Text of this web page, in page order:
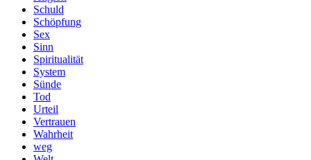
Schuld
Schöpfung
Sex
Sinn
Spiritualität
System
Sünde
Tod
Urteil
Vertrauen
Wahrheit
weg